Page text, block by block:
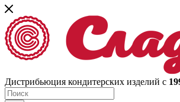
Дистрибьюция кондитерских изделий с